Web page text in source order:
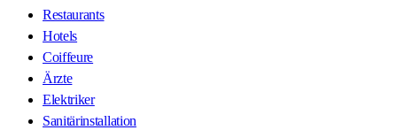
Restaurants
Hotels
Coiffeure
Ärzte
Elektriker
Sanitärinstallation